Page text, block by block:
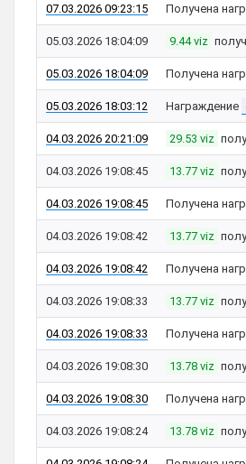
07.03.2026 09:23:15 Получена
05.03.2026 18:04:09 9.44 viz
05.03.2026 18:04:09 Получена
05.03.2026 18:03:12 Награждение
04.03.2026 20:21:09 29.53 viz
04.03.2026 19:08:45 13.77 viz
04.03.2026 19:08:45 Получена
04.03.2026 19:08:42 13.77 viz
04.03.2026 19:08:42 Получена
04.03.2026 19:08:33 13.77 viz
04.03.2026 19:08:33 Получена
04.03.2026 19:08:30 13.78 viz
04.03.2026 19:08:30 Получена
04.03.2026 19:08:24 13.78 viz